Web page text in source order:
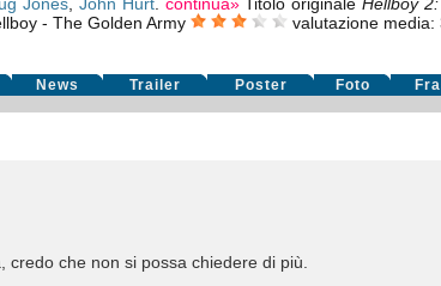
- The Golden Army valutazione media:
News Trailer Poster Foto
che non si possa chiedere di più.